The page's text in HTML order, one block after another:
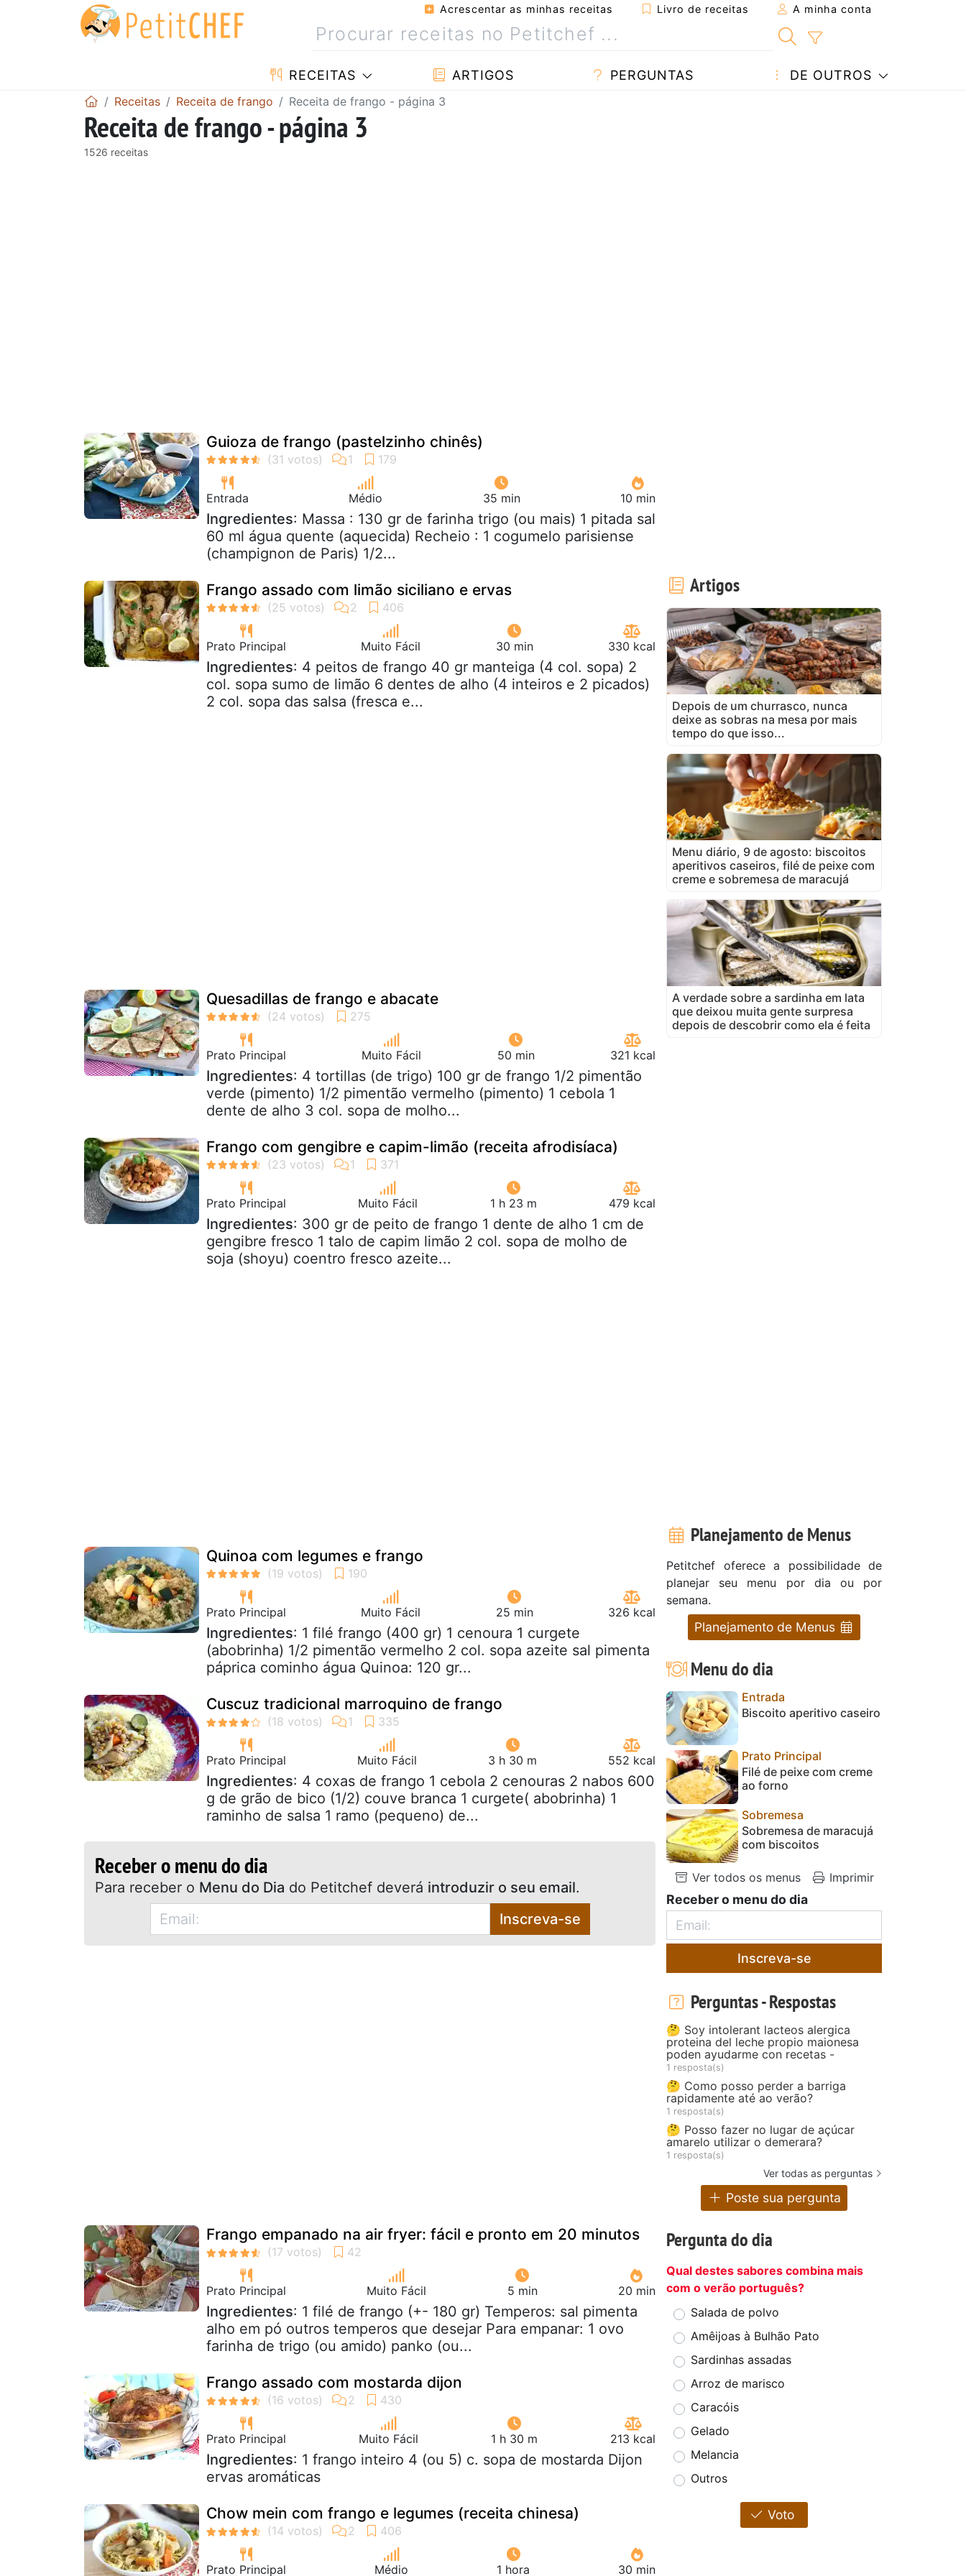
Acrescentar as minhas receitas Livro de receitas A minha conta
RECEITAS ARTIGOS PERGUNTAS DE OUTROS
Receitas Receita de frango Receita de frango - página 3
Receita de frango - página 3
1526 receitas
Guioza de frango (pastelzinho chinês)
Entrada Médio 35 min 10 min
Ingredientes: Massa : 130 gr de farinha trigo (ou mais) 1 pitada sal
60 ml água quente (aquecida) Recheio : 1 cogumelo parisiense
(champignon de Paris) 1/2...
Frango assado com limão siciliano e ervas
Prato Principal Muito Fácil 30 min 330 kcal
Ingredientes: 4 peitos de frango 40 gr manteiga (4 col. sopa) 2
col. sopa sumo de limão 6 dentes de alho (4 inteiros e 2 picados)
2 col. sopa das salsa (fresca e...
Quesadillas de frango e abacate
Prato Principal Muito Fácil 50 min 321 kcal
Ingredientes: 4 tortillas (de trigo) 100 gr de frango 1/2 pimentão
verde (pimento) 1/2 pimentão vermelho (pimento) 1 cebola 1
dente de alho 3 col. sopa de molho...
Frango com gengibre e capim-limão (receita afrodisíaca)
Prato Principal Muito Fácil 1 h 23 m 479 kcal
Ingredientes: 300 gr de peito de frango 1 dente de alho 1 cm de
gengibre fresco 1 talo de capim limão 2 col. sopa de molho de
soja (shoyu) coentro fresco azeite...
Quinoa com legumes e frango
Prato Principal Muito Fácil 25 min 326 kcal
Ingredientes: 1 filé frango (400 gr) 1 cenoura 1 curgete
(abobrinha) 1/2 pimentão vermelho 2 col. sopa azeite sal pimenta
páprica cominho água Quinoa: 120 gr...
Cuscuz tradicional marroquino de frango
Prato Principal Muito Fácil 3 h 30 m 552 kcal
Ingredientes: 4 coxas de frango 1 cebola 2 cenouras 2 nabos 600
g de grão de bico (1/2) couve branca 1 curgete( abobrinha) 1
raminho de salsa 1 ramo (pequeno) de...
Receber o menu do dia
Para receber o Menu do Dia do Petitchef deverá introduzir o seu email.
Inscreva-se
Frango empanado na air fryer: fácil e pronto em 20 minutos
Prato Principal Muito Fácil 5 min 20 min
Ingredientes: 1 filé de frango (+- 180 gr) Temperos: sal pimenta
alho em pó outros temperos que desejar Para empanar: 1 ovo
farinha de trigo (ou amido) panko (ou...
Frango assado com mostarda dijon
Prato Principal Muito Fácil 1 h 30 m 213 kcal
Ingredientes: 1 frango inteiro 4 (ou 5) c. sopa de mostarda Dijon
ervas aromáticas
Chow mein com frango e legumes (receita chinesa)
Prato Principal Médio 1 hora 30 min
Artigos
Depois de um churrasco, nunca
deixe as sobras na mesa por mais
tempo do que isso...
Menu diário, 9 de agosto: biscoitos
aperitivos caseiros, filé de peixe com
creme e sobremesa de maracujá
A verdade sobre a sardinha em lata
que deixou muita gente surpresa
depois de descobrir como ela é feita
Planejamento de Menus
Petitchef oferece a possibilidade de
planejar seu menu por dia ou por
semana.
Planejamento de Menus
Menu do dia
Entrada
Biscoito aperitivo caseiro
Prato Principal
Filé de peixe com creme
ao forno
Sobremesa
Sobremesa de maracujá
com biscoitos
Ver todos os menus Imprimir
Receber o menu do dia
Inscreva-se
Perguntas - Respostas
🤔 Soy intolerant lacteos alergica
proteina del leche propio maionesa
poden ayudarme con recetas -
1 resposta(s)
🤔 Como posso perder a barriga
rapidamente até ao verão?
1 resposta(s)
🤔 Posso fazer no lugar de açúcar
amarelo utilizar o demerara?
1 resposta(s)
Ver todas as perguntas
Poste sua pergunta
Pergunta do dia
Qual destes sabores combina mais
com o verão português?
Salada de polvo
Amêijoas à Bulhão Pato
Sardinhas assadas
Arroz de marisco
Caracóis
Gelado
Melancia
Outros
Voto